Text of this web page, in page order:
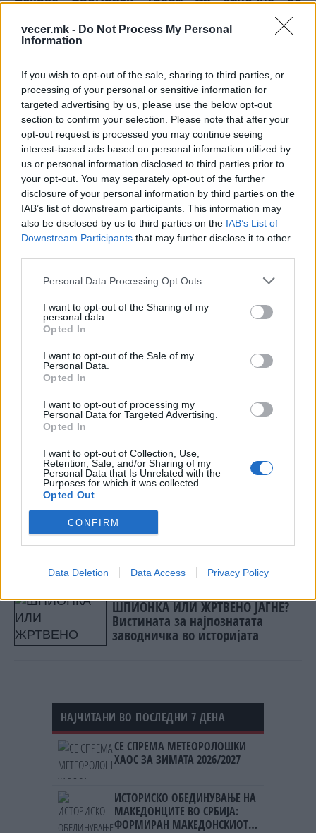
vecer.mk - Do Not Process My Personal
Information
If you wish to opt-out of the sale, sharing to third parties, or
processing of your personal or sensitive information for
targeted advertising by us, please use the below opt-out
section to confirm your selection. Please note that after your
opt-out request is processed you may continue seeing
interest-based ads based on personal information utilized by
us or personal information disclosed to third parties prior to
your opt-out. You may separately opt-out of the further
disclosure of your personal information by third parties on the
IAB’s list of downstream participants. This information may
also be disclosed by us to third parties on the IAB’s List of
Downstream Participants that may further disclose it to other
Personal Data Processing Opt Outs
I want to opt-out of the Sharing of my
personal data.
Opted In
I want to opt-out of the Sale of my
Personal Data.
Opted In
I want to opt-out of processing my
Personal Data for Targeted Advertising.
Opted In
I want to opt-out of Collection, Use,
Retention, Sale, and/or Sharing of my
Personal Data that Is Unrelated with the
Purposes for which it was collected.
Opted Out
CONFIRM
Data Deletion Data Access Privacy Policy
продажба во втората половина од годината.
Техничките спецификации, цената и точниот
датум на лансирање ќе бидат објавени
се разликува значително од Nissan Leaf.
Nissan Leaf за 2026 година се нуди во три
изведби, а основната Leaf S+ стартува од
батерија од 75 kWh и електромотор со 214
коњски сили, па токму оваа конфигурација
Eclipse Sportback.
Со овој модел, Mitsubishi добива нов
самостојна платформа. Eclipse Sportback може
да биде важен чекор за проширување на
електричната понуда на брендот, иако во
суштина станува збор за блиска верзија на
новиот Nissan Leaf со Mitsubishi дизајн.
© Vecer.mk, правата за текстот се на редакцијата
Мајката на нивните деца БАРА
ЕВРА!
ШПИОНКА ИЛИ ЖРТВЕНО ЈАГНЕ?
Вистината за најпознатата
заводничка во историјата
НАЈЧИТАНИ ВО ПОСЛЕДНИ 7 ДЕНА
СЕ СПРЕМА МЕТЕОРОЛОШКИ
ХАОС ЗА ЗИМАТА 2026/2027
ИСТОРИСКО ОБЕДИНУВАЊЕ НА
МАКЕДОНЦИТЕ ВО СРБИЈА:
ФОРМИРАН МАКЕДОНСКИОТ